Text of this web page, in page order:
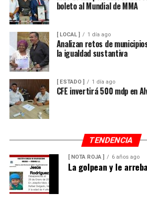
boleto al Mundial de MMA
[ LOCAL ] 1 día ago
Analizan retos de
la igualdad sustantiva
[ ESTADO ] 1 día ago
CFE invertirá 500 mdp en
TENDENCIA
[ NOTA ROJA ] 6 años ago
La golpean y le